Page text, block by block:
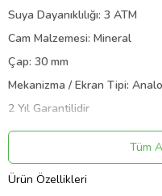
Suya Dayanıklılığı: 3 ATM
Cam Malzemesi: Mineral
Çap: 30 mm
Mekanizma / Ekran Tipi:
2 Yıl Garantilidir
Orijinal Kutu ve Garanti
Tüm
Ürün Özellikleri